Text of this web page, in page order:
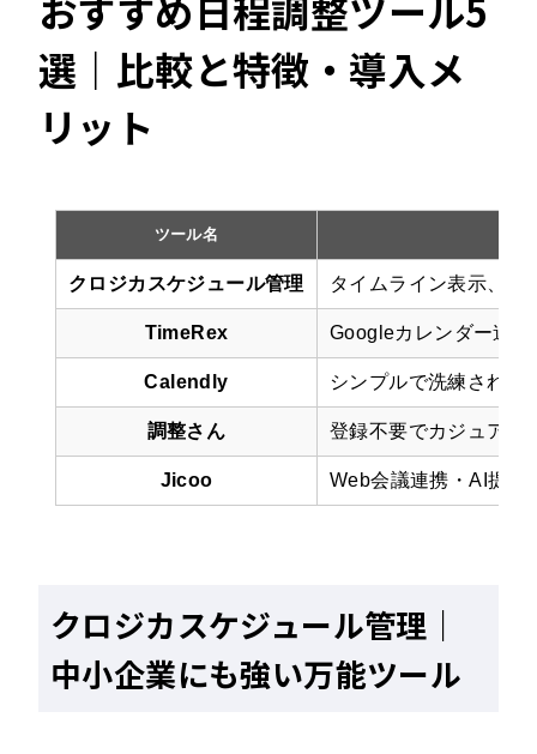
選｜比較と特徴・導入メ
リット
ツール名
クロジカスケジュール管理 タイムライン表示、会
TimeRex Googleカレンダー連
Calendly シンプルで洗練された
調整さん 登録不要でカジュアル
Jicoo Web会議連携・AI提案
クロジカスケジュール管理｜
中小企業にも強い万能ツール